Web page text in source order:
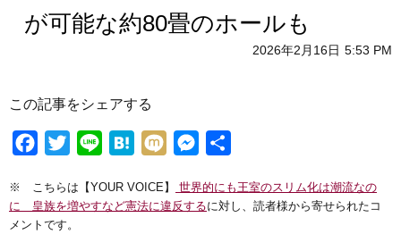
が可能な約80畳のホールも
2026年2月16日 5:53 PM
この記事をシェアする
c
i
n
e
H
t
M
x
s
※ こちらは【YOUR VOICE】
世界的にも王室のスリム化は潮流なの
に 皇族を増やすなど憲法に違反するに対し、読者様から寄せられたコ
メントです。